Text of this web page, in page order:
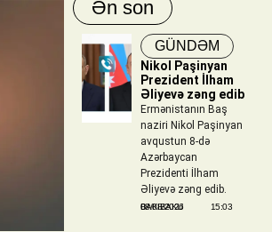
Ən son
GÜNDƏM
Nikol Paşinyan
Prezident İlham
Əliyevə zəng edib
Ermənistanın Baş
naziri Nikol Paşinyan
avqustun 8-də
Azərbaycan
Prezidenti İlham
Əliyevə zəng edib.
BAKIBAKU
08/08/2026 15:03